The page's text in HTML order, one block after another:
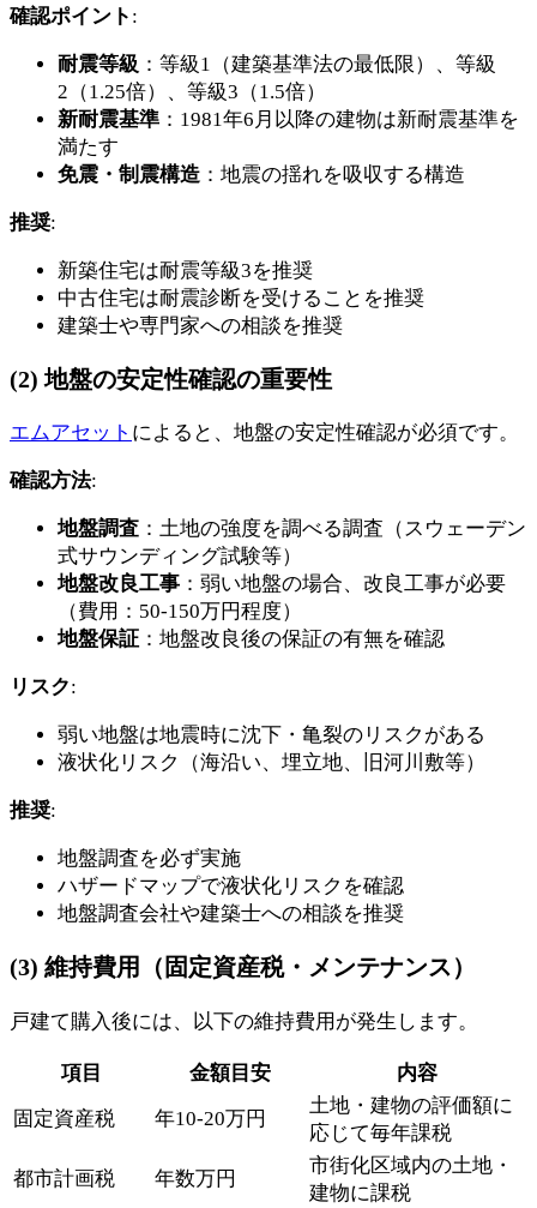
確認ポイント :
耐震等級 ：等級1（建築基準法の最低限）、等級
2（1.25倍）、等級3（1.5倍）
新耐震基準 ：1981年6月以降の建物は新耐震基準を
満たす
免震・制震構造 ：地震の揺れを吸収する構造
推奨:
新築住宅は耐震等級3を推奨
中古住宅は耐震診断を受けることを推奨
建築士や専門家への相談を推奨
(2) 地盤の安定性確認の重要性
エムアセット によると、地盤の安定性確認が必須です。
確認方法:
地盤調査 ：土地の強度を調べる調査（スウェーデン
式サウンディング試験等）
地盤改良工事 ：弱い地盤の場合、改良工事が必要
（費用：50-150万円程度）
地盤保証 ：地盤改良後の保証の有無を確認
リスク:
弱い地盤は地震時に沈下・亀裂のリスクがある
液状化リスク（海沿い、埋立地、旧河川敷等）
推奨:
地盤調査を必ず実施
ハザードマップで液状化リスクを確認
地盤調査会社や建築士への相談を推奨
(3) 維持費用（固定資産税・メンテナンス）
戸建て購入後には、以下の維持費用が発生します。
項目 金額目安
内容
固定資産税
年10-20万円
土地・建物の評価額に
応じて毎年課税
都市計画税
年数万円
市街化区域内の土地・
建物に課税